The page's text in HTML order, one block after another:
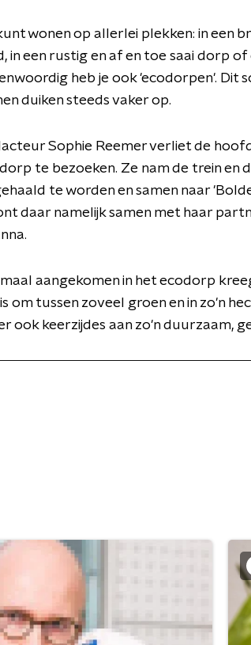
wonen op allerlei plekken: in een
in een rustig en af en toe saai dorp of
heb je ook 'ecodorpen'. Dit
duiken steeds vaker op.
Sophie Reemer verliet de
te bezoeken. Ze nam de trein en
te worden en samen naar
daar namelijk samen met haar
aangekomen in het ecodorp
om tussen zoveel groen en in zo'n
ook keerzijdes aan zo'n duurzaam,